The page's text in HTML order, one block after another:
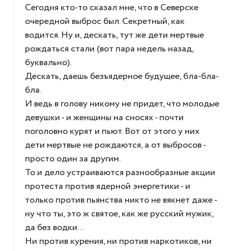
Сегодня кто-то сказал мне, что в Северске
очередной выброс был. Секретный, как
водится. Ну и, дескать, тут же дети мертвые
рождаться стали (вот пара недель назад,
буквально).
Дескать, даешь безъядерное будущее, бла-бла-
бла.
И ведь в голову никому не придет, что молодые
девушки - и женщины на сносях - почти
поголовно курят и пьют. Вот от этого у них
дети мертвые не рождаются, а от выбросов -
просто один за другим.
То и дело устраиваются разнообразные акции
протеста против ядерной энергетики - и
только против пьянства никто не вякнет даже -
ну что ты, это ж святое, как же русский мужик,
да без водки...
Ни против курения, ни против наркотиков, ни